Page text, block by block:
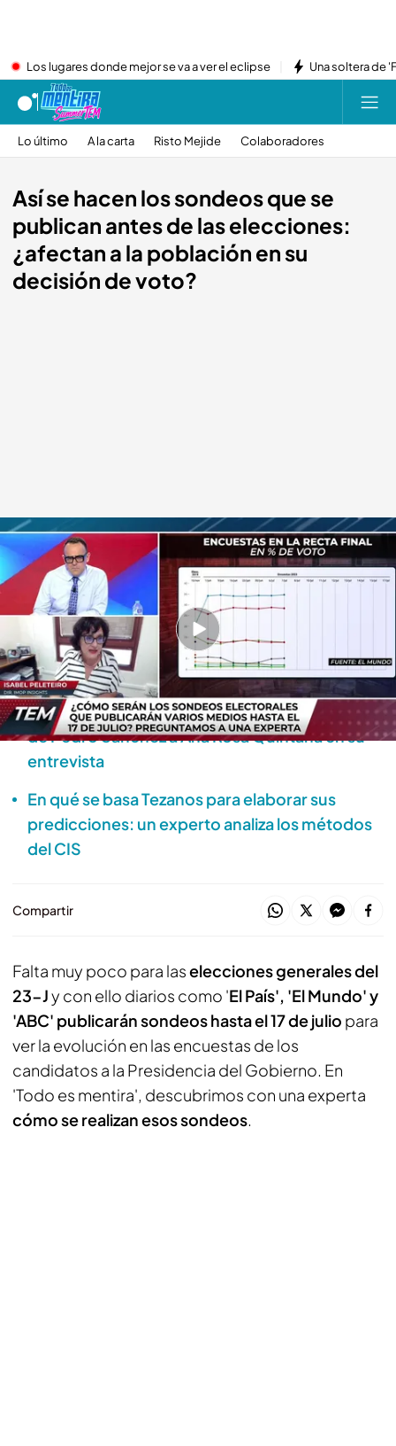
Los lugares donde mejor se va a ver el eclipse Una soltera de
Lo último A la carta Risto Mejide Colaboradores
Así se hacen los sondeos que se
publican antes de las elecciones:
¿afectan a la población en su
decisión de voto?
Así se hacen los sondeos que se publican antes de las elecciones
Todo es mentira
07 JUL 2023 - 17:08h.
Gabriel Rufián se sincera en 'TEM': "Me da más
miedo Yolanda Díaz que Santiago Abascal"
La reflexión de Risto Mejide sobre las palabras
de Pedro Sánchez a Ana Rosa Quintana en su
entrevista
En qué se basa Tezanos para elaborar sus
predicciones: un experto analiza los métodos
del CIS
Compartir
Falta muy poco para laselecciones generales del
23-Jy con ello diarios como 'El País', 'El Mundo' y
'ABC' publicarán sondeos hasta el 17 de julio para
ver la evolución en las encuestas de los
candidatos a la Presidencia del Gobierno. En
'Todo es mentira', descubrimos con una experta
cómo se realizan esos sondeos.